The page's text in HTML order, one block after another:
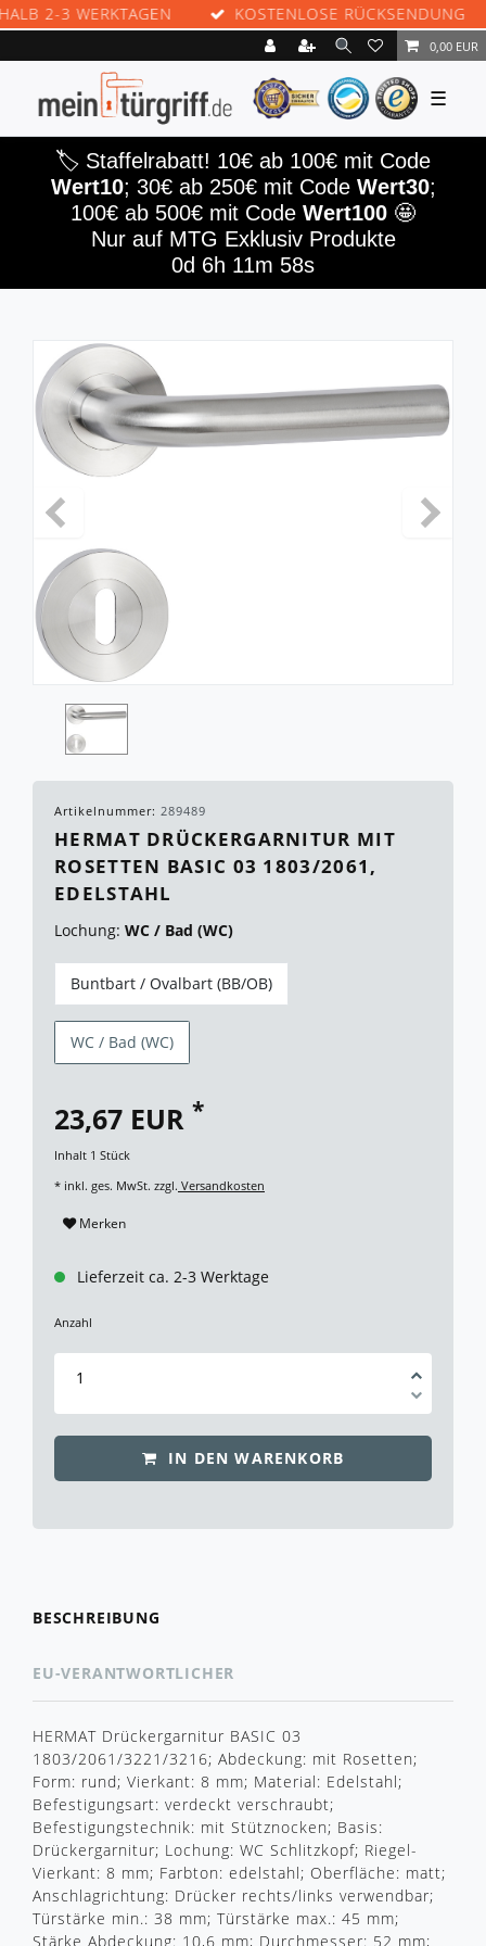
2-3 WERKTAGEN KOSTENLOSE RÜCKSENDUNG
0,00 EUR
☰
🏷️ Staffelrabatt! 10€ ab 100€ mit Code
Wert10; 30€ ab 250€ mit Code Wert30;
100€ ab 500€ mit Code Wert100 🤩
Nur auf MTG Exklusiv Produkte
0d 6h 11m 58s
Artikelnummer: 289489
HERMAT DRÜCKERGARNITUR MIT
ROSETTEN BASIC 03 1803/2061,
EDELSTAHL
Lochung: WC / Bad (WC)
Buntbart / Ovalbart (BB/OB)
WC / Bad (WC)
23,67 EUR *
Inhalt 1 Stück
* inkl. ges. MwSt. zzgl. Versandkosten
Merken
Lieferzeit ca. 2-3 Werktage
Anzahl
IN DEN WARENKORB
BESCHREIBUNG
EU-VERANTWORTLICHER
HERMAT Drückergarnitur BASIC 03
1803/2061/3221/3216; Abdeckung: mit Rosetten;
Form: rund; Vierkant: 8 mm; Material: Edelstahl;
Befestigungsart: verdeckt verschraubt;
Befestigungstechnik: mit Stütznocken; Basis:
Drückergarnitur; Lochung: WC Schlitzkopf; Riegel-
Vierkant: 8 mm; Farbton: edelstahl; Oberfläche: matt;
Anschlagrichtung: Drücker rechts/links verwendbar;
Türstärke min.: 38 mm; Türstärke max.: 45 mm;
Stärke Abdeckung: 10,6 mm; Durchmesser: 52 mm;